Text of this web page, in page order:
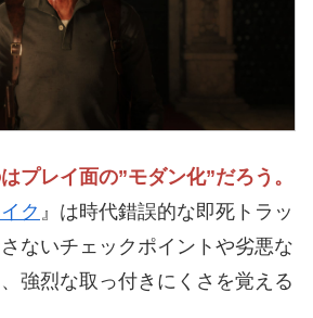
プレイ面の”モダン化”だろう。
ク 』は時代錯誤的な即死トラッ
ないチェックポイントや劣悪な
強烈な取っ付きにくさを覚える